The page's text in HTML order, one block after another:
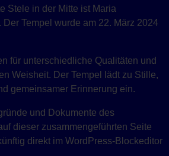
Stele in der Mitte ist Maria
Tempel wurde am 22. März 2024
für unterschiedliche Qualitäten und
Weisheit. Der Tempel lädt zu Stille,
gemeinsamer Erinnerung ein.
und Dokumente des
dieser zusammengeführten Seite
direkt im WordPress-Blockeditor